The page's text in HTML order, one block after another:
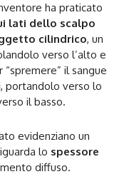
ha praticato
lati dello scalpo
cilindrico, un
verso l’alto e
il sangue
portandolo verso lo
il basso.
evidenziano un
lo spessore
diffuso.